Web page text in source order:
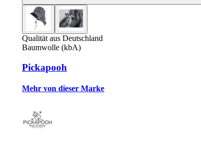
Qualität aus Deutschland
Baumwolle (kbA)
Pickapooh
Mehr von dieser Marke